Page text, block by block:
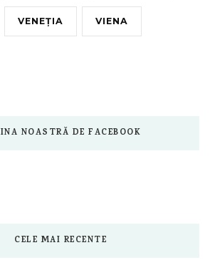
VENEȚIA VIENA
NOASTRĂ DE FACEBOOK
CELE MAI RECENTE